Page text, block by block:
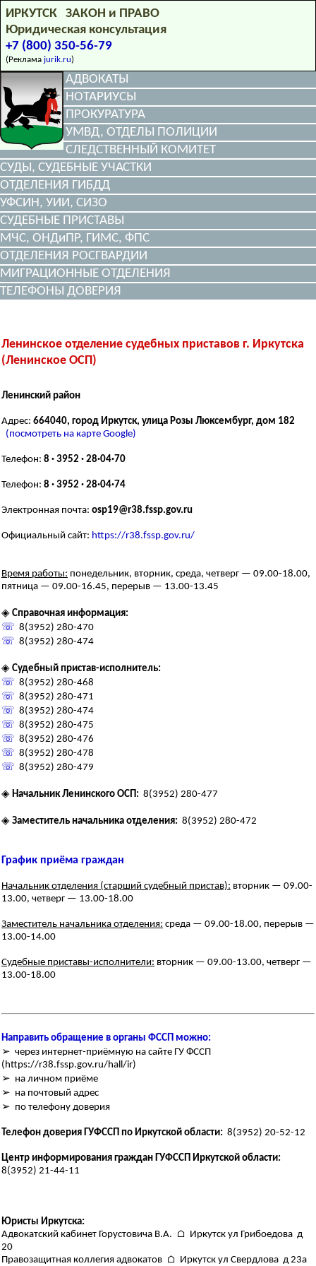
ИРКУТСК ЗАКОН и ПРАВО
Юридическая консультация
+7 (800) 350-56-79
(Реклама jurik.ru)
АДВОКАТЫ
НОТАРИУСЫ
ПРОКУРАТУРА
УМВД, ОТДЕЛЫ ПОЛИЦИИ
СЛЕДСТВЕННЫЙ КОМИТЕТ
СУДЫ, СУДЕБНЫЕ УЧАСТКИ
ОТДЕЛЕНИЯ ГИБДД
УФСИН, УИИ, СИЗО
СУДЕБНЫЕ ПРИСТАВЫ
МЧС, ОНДиПР, ГИМС, ФПС
ОТДЕЛЕНИЯ РОСГВАРДИИ
МИГРАЦИОННЫЕ ОТДЕЛЕНИЯ
ТЕЛЕФОНЫ ДОВЕРИЯ
Ленинское отделение судебных приставов г. Иркутска
(Ленинское ОСП)
Ленинский район
Адрес: 664040, город Иркутск, улица Розы Люксембург, дом 182
(посмотреть на карте Google)
Телефон: 8 · 3952 · 28·04·70
Телефон: 8 · 3952 · 28·04·74
Электронная почта: osp19@r38.fssp.gov.ru
Официальный сайт: https://r38.fssp.gov.ru/
Время работы: понедельник, вторник, среда, четверг — 09.00-18.00,
пятница — 09.00-16.45, перерыв — 13.00-13.45
◈ Справочная информация:
☏ 8(3952) 280-470
☏ 8(3952) 280-474
◈ Судебный пристав-исполнитель:
☏ 8(3952) 280-468
☏ 8(3952) 280-471
☏ 8(3952) 280-474
☏ 8(3952) 280-475
☏ 8(3952) 280-476
☏ 8(3952) 280-478
☏ 8(3952) 280-479
◈ Начальник Ленинского ОСП: 8(3952) 280-477
◈ Заместитель начальника отделения: 8(3952) 280-472
График приёма граждан
Начальник отделения (старший судебный пристав): вторник — 09.00-
13.00, четверг — 13.00-18.00
Заместитель начальника отделения: среда — 09.00-18.00, перерыв —
13.00-14.00
Судебные приставы-исполнители: вторник — 09.00-13.00, четверг —
13.00-18.00
Направить обращение в органы ФССП можно:
➢ через интернет-приёмную на сайте ГУ ФССП
(https://r38.fssp.gov.ru/hall/ir)
➢ на личном приёме
➢ на почтовый адрес
➢ по телефону доверия
Телефон доверия ГУФССП по Иркутской области: 8(3952) 20-52-12
Центр информирования граждан ГУФССП Иркутской области:
8(3952) 21-44-11
Юристы Иркутска:
Адвокатский кабинет Горустовича В.А. ⌂ Иркутск ул Грибоедова д
20
Правозащитная коллегия адвокатов ⌂ Иркутск ул Свердлова д 23а